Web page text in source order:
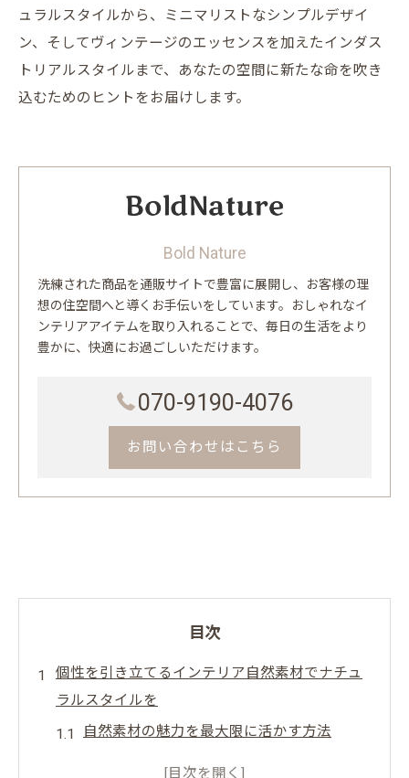
ュラルスタイルから、ミニマリストなシンプルデザイ
ン、そしてヴィンテージのエッセンスを加えたインダス
トリアルスタイルまで、あなたの空間に新たな命を吹き
込むためのヒントをお届けします。
Bold Nature
洗練された商品を通販サイトで豊富に展開し、お客様の理
想の住空間へと導くお手伝いをしています。おしゃれなイ
ンテリアアイテムを取り入れることで、毎日の生活をより
豊かに、快適にお過ごしいただけます。
070-9190-4076
お問い合わせはこちら
目次
個性を引き立てるインテリア自然素材でナチュ
ラルスタイルを
自然素材の魅力を最大限に活かす方法
個性的な空間を作るための色彩選び